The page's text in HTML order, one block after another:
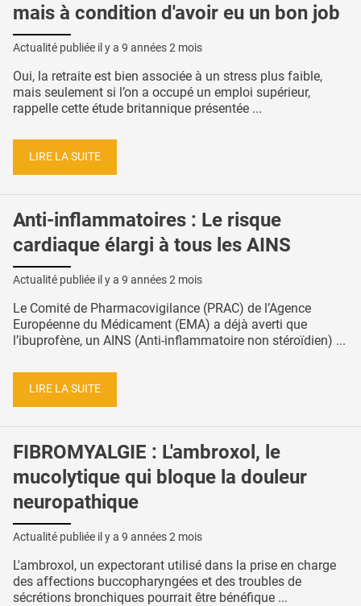
mais à condition d'avoir eu un bon job
Actualité publiée il y a 9 années 2 mois
Oui, la retraite est bien associée à un stress plus faible,
mais seulement si l’on a occupé un emploi supérieur,
rappelle cette étude britannique présentée ...
LIRE LA SUITE
Anti-inflammatoires : Le risque
cardiaque élargi à tous les AINS
Actualité publiée il y a 9 années 2 mois
Le Comité de Pharmacovigilance (PRAC) de l’Agence
Européenne du Médicament (EMA) a déjà averti que
l’ibuprofène, un AINS (Anti-inflammatoire non stéroïdien) ...
LIRE LA SUITE
FIBROMYALGIE : L'ambroxol, le
mucolytique qui bloque la douleur
neuropathique
Actualité publiée il y a 9 années 2 mois
L'ambroxol, un expectorant utilisé dans la prise en charge
des affections buccopharyngées et des troubles de
sécrétions bronchiques pourrait être bénéfique ...